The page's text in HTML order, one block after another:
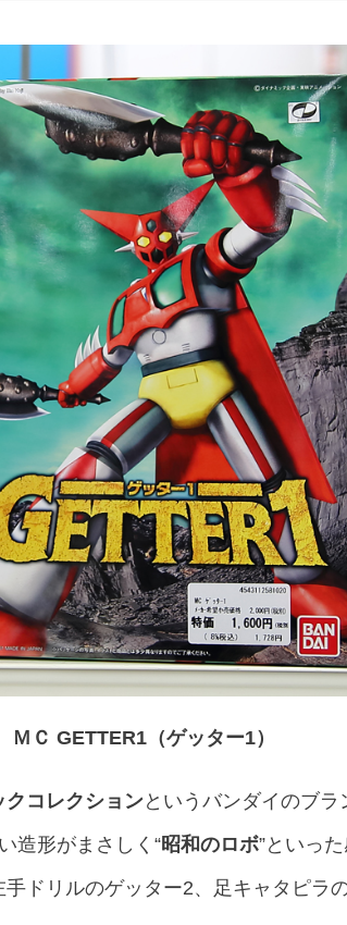
ＭＣ GETTER1（ゲッター1）
クコレクションというバンダイのブ
造形がまさしく“昭和のロボ”といっ
ドリルのゲッター2、足キャタピラ